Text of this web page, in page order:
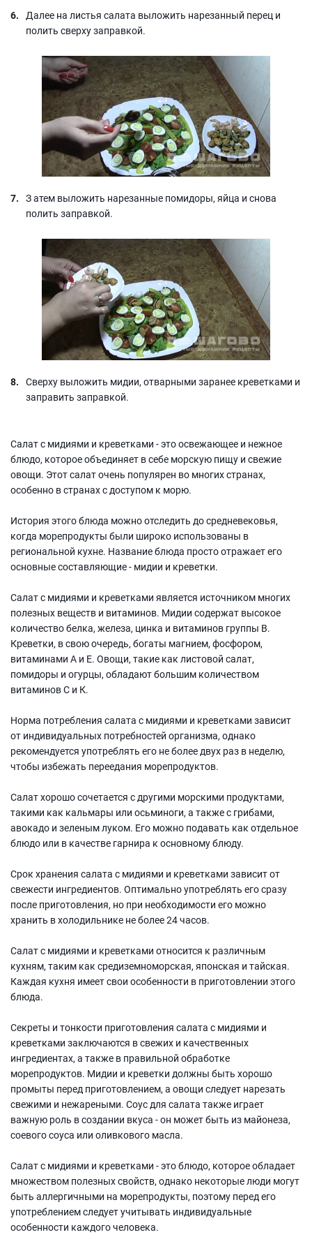
Далее на листья салата выложить нарезанный перец и
полить сверху заправкой.
З атем выложить нарезанные помидоры, яйца и снова
полить заправкой.
Сверху выложить мидии, отварными заранее креветками и
заправить заправкой.
Салат с мидиями и креветками - это освежающее и нежное
блюдо, которое объединяет в себе морскую пищу и свежие
овощи. Этот салат очень популярен во многих странах,
особенно в странах с доступом к морю.
История этого блюда можно отследить до средневековья,
когда морепродукты были широко использованы в
региональной кухне. Название блюда просто отражает его
основные составляющие - мидии и креветки.
Салат с мидиями и креветками является источником многих
полезных веществ и витаминов. Мидии содержат высокое
количество белка, железа, цинка и витаминов группы В.
Креветки, в свою очередь, богаты магнием, фосфором,
витаминами А и Е. Овощи, такие как листовой салат,
помидоры и огурцы, обладают большим количеством
витаминов С и К.
Норма потребления салата с мидиями и креветками зависит
от индивидуальных потребностей организма, однако
рекомендуется употреблять его не более двух раз в неделю,
чтобы избежать переедания морепродуктов.
Салат хорошо сочетается с другими морскими продуктами,
такими как кальмары или осьминоги, а также с грибами,
авокадо и зеленым луком. Его можно подавать как отдельное
блюдо или в качестве гарнира к основному блюду.
Срок хранения салата с мидиями и креветками зависит от
свежести ингредиентов. Оптимально употреблять его сразу
после приготовления, но при необходимости его можно
хранить в холодильнике не более 24 часов.
Салат с мидиями и креветками относится к различным
кухням, таким как средиземноморская, японская и тайская.
Каждая кухня имеет свои особенности в приготовлении этого
блюда.
Секреты и тонкости приготовления салата с мидиями и
креветками заключаются в свежих и качественных
ингредиентах, а также в правильной обработке
морепродуктов. Мидии и креветки должны быть хорошо
промыты перед приготовлением, а овощи следует нарезать
свежими и нежареными. Соус для салата также играет
важную роль в создании вкуса - он может быть из майонеза,
соевого соуса или оливкового масла.
Салат с мидиями и креветками - это блюдо, которое обладает
множеством полезных свойств, однако некоторые люди могут
быть аллергичными на морепродукты, поэтому перед его
употреблением следует учитывать индивидуальные
особенности каждого человека.